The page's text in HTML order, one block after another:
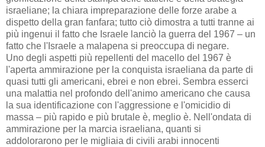
israeliane; la chiara impreparazione delle forze arabe a
dispetto della gran fanfara; tutto ciò dimostra a tutti tranne ai
più ingenui il fatto che Israele lanciò la guerra del 1967 – un
fatto che l'Israele a malapena si preoccupa di negare.
Uno degli aspetti più repellenti del macello del 1967 è
l'aperta ammirazione per la conquista israeliana da parte di
quasi tutti gli americani, ebrei e non ebrei. Sembra esserci
una malattia nel profondo dell'animo americano che causa
la sua identificazione con l'aggressione e l'omicidio di
massa – più rapido e più brutale è, meglio è. Nell'ondata di
ammirazione per la marcia israeliana, quanti si
addolorarono per le migliaia di civili arabi innocenti